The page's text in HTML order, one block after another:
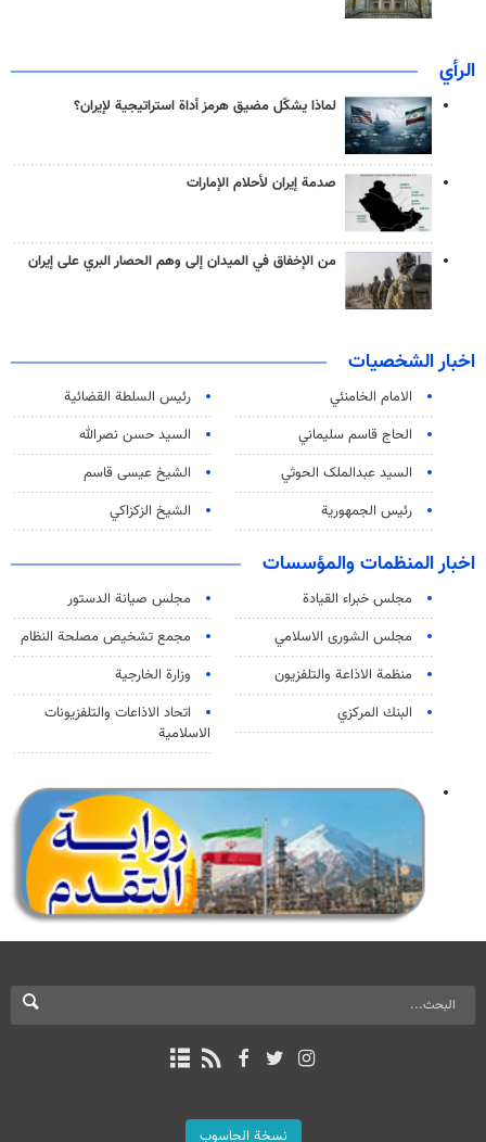
الرأي
لماذا يشكّل مضيق هرمز أداة استراتيجية لإيران؟
صدمة إيران لأحلام الإمارات
من الإخفاق في الميدان إلى وهم الحصار البري على إيران
اخبار الشخصيات
الامام الخامنئي
رئیس السلطة القضائیة
الحاج قاسم سليماني
السيد حسن نصرالله
السید عبدالملک الحوثي
الشيخ عيسى قاسم
رئيس الجمهورية
الشيخ الزكزاكي
اخبار المنظمات والمؤسسات
مجلس خبراء القيادة
مجلس صيانة الدستور
مجلس الشورى الاسلامي
مجمع تشخيص مصلحة النظام
منظمة الاذاعة والتلفزیون
وزارة الخارجية
البنك المركزي
اتحاد الاذاعات والتلفزيونات
الاسلامية
نسخة الحاسوب